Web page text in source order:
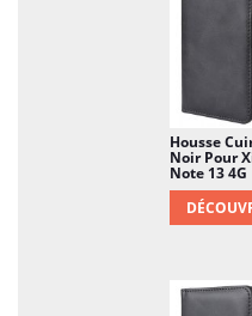
Housse
Noir Pour
Note 13 4G